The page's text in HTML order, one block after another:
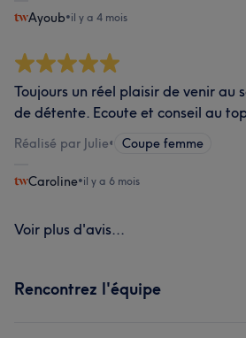
Ayoub•il y a 4 mois
Toujours un réel plaisir de venir au
de détente. Ecoute et conseil au
Réalisé par Julie• Coupe femme
Caroline•il y a 6 mois
Voir plus d'avis...
Rencontrez l'équipe